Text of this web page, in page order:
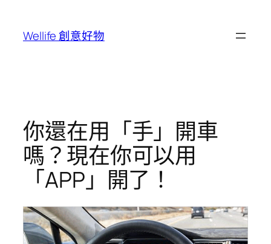
Wellife 創意好物
你還在用「手」開車
嗎？現在你可以用
「APP」開了！